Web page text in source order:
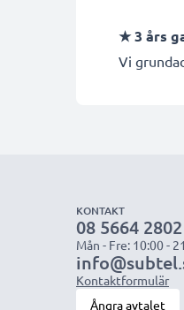
★ 3 års
Vi
KONTAKT
08 5664 2802
Mån - Fre: 10:00 -
Kontaktformulär
Ångra avtalet